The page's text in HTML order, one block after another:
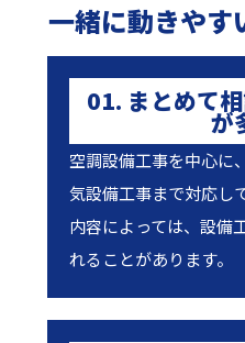
一緒に動きやす
01. まとめて
が
空調設備工事を中心に
気設備工事まで対応し
内容によっては、設備
れることがあります。